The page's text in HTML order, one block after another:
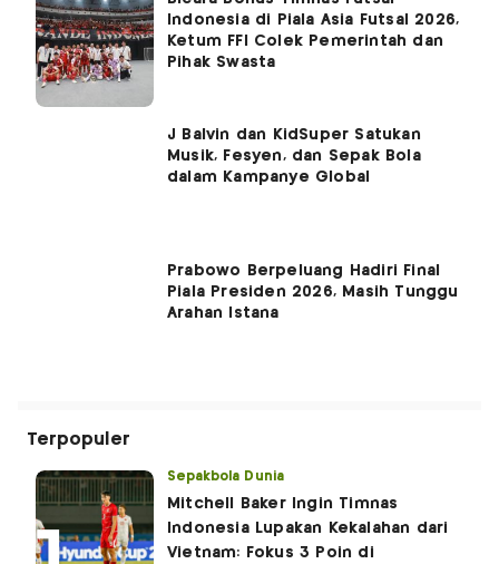
Indonesia di Piala Asia Futsal 2026,
Ketum FFI Colek Pemerintah dan
Pihak Swasta
J Balvin dan KidSuper Satukan
Musik, Fesyen, dan Sepak Bola
dalam Kampanye Global
Prabowo Berpeluang Hadiri Final
Piala Presiden 2026, Masih Tunggu
Arahan Istana
Terpopuler
Sepakbola Dunia
Mitchell Baker Ingin Timnas
Indonesia Lupakan Kekalahan dari
Vietnam: Fokus 3 Poin di